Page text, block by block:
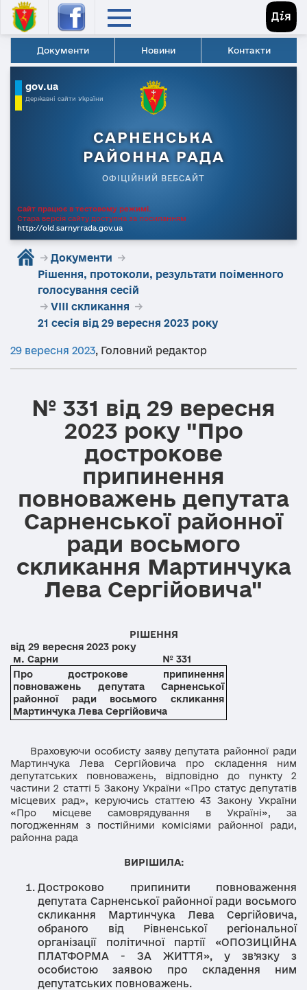
Документи Новини Контакти
gov.ua
Державні сайти України
САРНЕНСЬКА
РАЙОННА РАДА
ОФІЦІЙНИЙ ВЕБСАЙТ
Сайт працює в тестовому режимі.
Стара версія сайту доступна за посиланням
http://old.sarnyrrada.gov.ua
→ Документи →
Рішення, протоколи, результати поіменного
голосування сесій
→ VIII скликання →
21 сесія від 29 вересня 2023 року
29 вересня 2023, Головний редактор
№ 331 від 29 вересня
2023 року "Про
дострокове
припинення
повноважень депутата
Сарненської районної
ради восьмого
скликання Мартинчука
Лева Сергійовича"
РІШЕННЯ
від 29 вересня 2023 року
м. Сарни № 331
Про дострокове припинення
повноважень депутата Сарненської
районної ради восьмого скликання
Мартинчука Лева Сергійовича
Враховуючи особисту заяву депутата районної ради
Мартинчука Лева Сергійовича про складення ним
депутатських повноважень, відповідно до пункту 2
частини 2 статті 5 Закону України «Про статус депутатів
місцевих рад», керуючись статтею 43 Закону України
«Про місцеве самоврядування в Україні», за
погодженням з постійними комісіями районної ради,
районна рада
ВИРІШИЛА:
Достроково припинити повноваження
депутата Сарненської районної ради восьмого
скликання Мартинчука Лева Сергійовича,
обраного від Рівненської регіональної
організації політичної партії «ОПОЗИЦІЙНА
ПЛАТФОРМА - ЗА ЖИТТЯ», у зв’язку з
особистою заявою про складення ним
депутатських повноважень.